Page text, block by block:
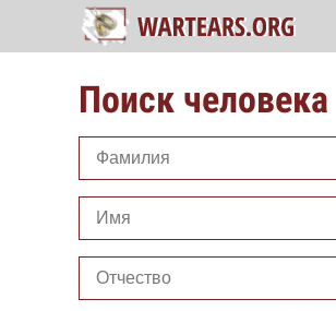
Поиск человека